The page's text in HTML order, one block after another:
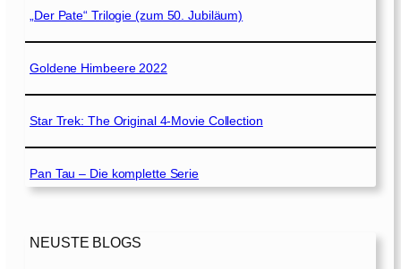
„Der Pate“ Trilogie (zum 50. Jubiläum)
Goldene Himbeere 2022
Star Trek: The Original 4-Movie Collection
Pan Tau – Die komplette Serie
NEUSTE BLOGS